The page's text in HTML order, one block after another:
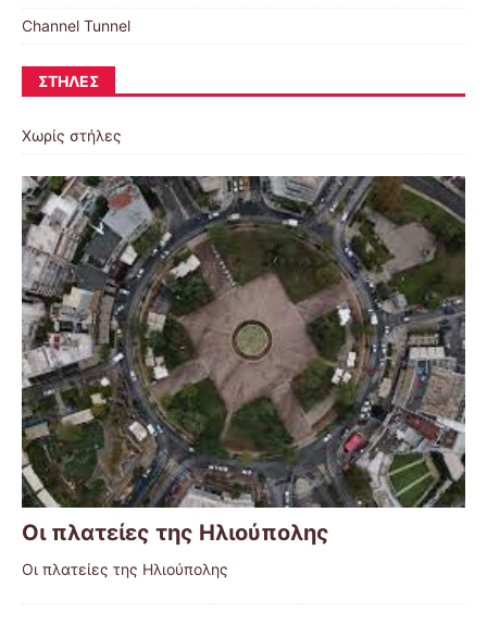
Channel Tunnel
ΣΤΉΛΕΣ
Χωρίς στήλες
Οι πλατείες της Ηλιούπολης
Οι πλατείες της Ηλιούπολης